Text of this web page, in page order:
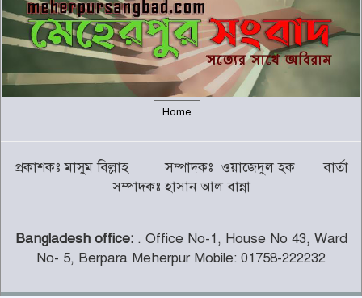
৬
বন্যায় সাপের উপদ্রব বাড়ছে, চট্টগ্রামে
৭ দিনে কামড়ের শিকার ৯৩ জন
গালর্স কলেজে শিক্ষকতা করায় পদ
হারালেন কুষ্টিয়া জেলা জামায়াতের
সেক্রেটারি
চট্টগ্রামের পাঁচ জেলায় ভূমিধসের
সতর্কতা
৯
থামছে না পাহাড়ে বানভাসিদের কান্না
Home
প্রকাশকঃ মাসুম বিল্লাহ সম্পাদকঃ ওয়াজেদুল হক বার্তা
সম্পাদকঃ হাসান আল বান্না
Bangladesh office:. Office No-1, House No 43, Ward
No- 5, Berpara Meherpur Mobile: 01758-222232